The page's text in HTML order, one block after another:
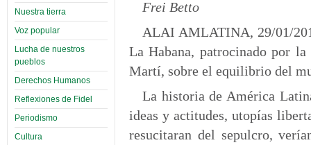
Nuestra tierra
Voz popular
Lucha de nuestros
pueblos
Derechos Humanos
Reflexiones de Fidel
Periodismo
Cultura
Frei Betto
ALAI AMLATINA, 29/01/
La Habana, patrocinado por
Martí, sobre el equilibrio del
La historia de América
ideas y actitudes, utopías
resucitaran del sepulcro,